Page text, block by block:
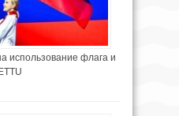
использование флага и